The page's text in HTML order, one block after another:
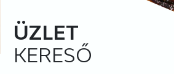
ÜZLET
KERESŐ